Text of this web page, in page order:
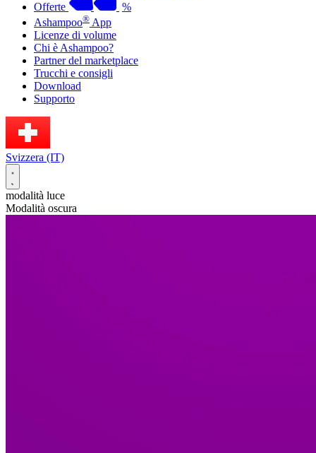
Offerte
%
Ashampoo® App
Licenze di volume
Chi è Ashampoo?
Partner del marketplace
Trucchi e consigli
Download
Supporto
Svizzera (IT)
modalità luce
Modalità oscura